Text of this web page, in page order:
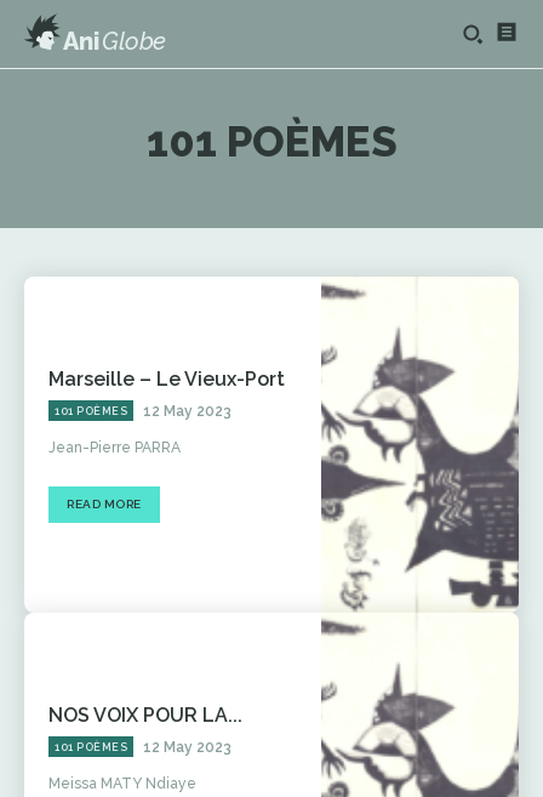
AniGlobe
101 POÈMES
Marseille – Le Vieux-Port
101 POÈMES 12 May 2023
Jean-Pierre PARRA
READ MORE
NOS VOIX POUR LA...
101 POÈMES 12 May 2023
Meissa MATY Ndiaye